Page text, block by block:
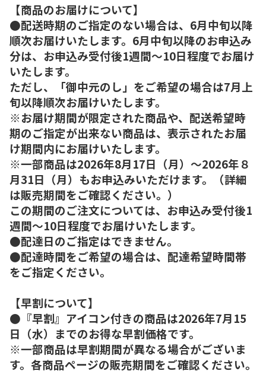
【商品のお届けについて】
●配送時期のご指定のない場合は、6月中旬以降
順次お届けいたします。6月中旬以降のお申込み
分は、お申込み受付後1週間～10日程度でお届け
いたします。
ただし、「御中元のし」をご希望の場合は7月上
旬以降順次お届けいたします。
※お届け期間が限定された商品や、配送希望時
期のご指定が出来ない商品は、表示されたお届
け期間内にお届けいたします。
※一部商品は2026年8月17日（月）～2026年８
月31日（月）もお申込みいただけます。（詳細
は販売期間をご確認ください。）
この期間のご注文については、お申込み受付後1
週間～10日程度でお届けいたします。
●配達日のご指定はできません。
●配達時間をご希望の場合は、配達希望時間帯
をご指定ください。
【早割について】
●『早割』アイコン付きの商品は2026年7月15
日（水）までのお得な早割価格です。
※一部商品は早割期間が異なる場合がございま
す。各商品ページの販売期間をご確認ください。